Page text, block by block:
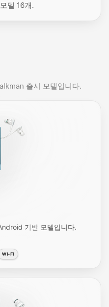
델 16개.
출시 모델입니다.
기반 모델입니다.
WI-FI